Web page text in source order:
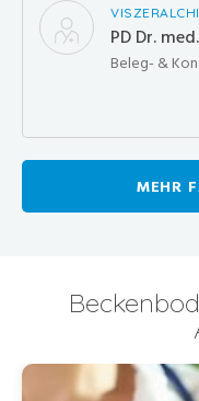
PD Dr.
Beleg- &
MEHR